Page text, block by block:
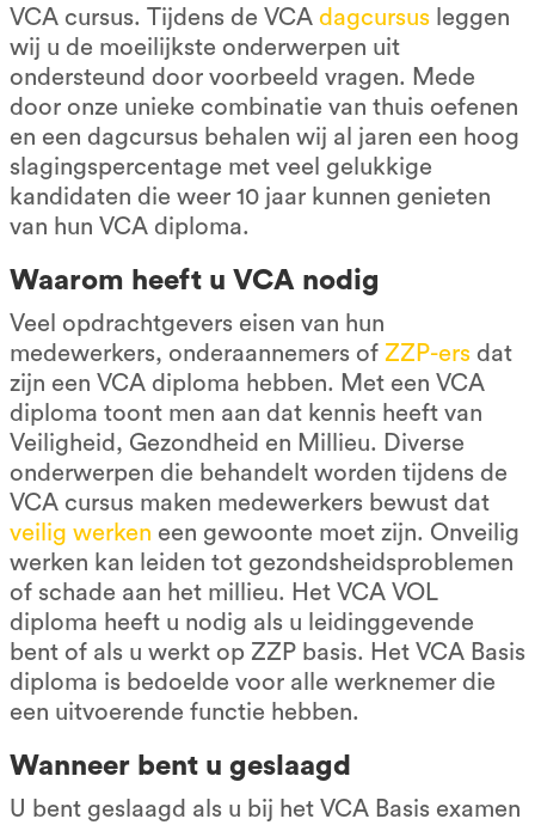
VCA cursus. Tijdens de VCA dagcursusleggen
wij u de moeilijkste onderwerpen uit
ondersteund door voorbeeld vragen. Mede
door onze unieke combinatie van thuis oefenen
en een dagcursus behalen wij al jaren een hoog
slagingspercentage met veel gelukkige
kandidaten die weer 10 jaar kunnen genieten
van hun VCA diploma.
Waarom heeft u VCA nodig
Veel opdrachtgevers eisen van hun
medewerkers, onderaannemers of ZZP-ersdat
zijn een VCA diploma hebben. Met een VCA
diploma toont men aan dat kennis heeft van
Veiligheid, Gezondheid en Millieu. Diverse
onderwerpen die behandelt worden tijdens de
VCA cursus maken medewerkers bewust dat
veilig werken een gewoonte moet zijn. Onveilig
werken kan leiden tot gezondsheidsproblemen
of schade aan het millieu. Het VCA VOL
diploma heeft u nodig als u leidinggevende
bent of als u werkt op ZZP basis. Het VCA Basis
diploma is bedoelde voor alle werknemer die
een uitvoerende functie hebben.
Wanneer bent u geslaagd
U bent geslaagd als u bij het VCA Basis examen